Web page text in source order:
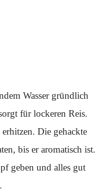
Wasser gründlich
für lockeren Reis.
Die gehackte
bis er aromatisch ist.
geben und alles gut